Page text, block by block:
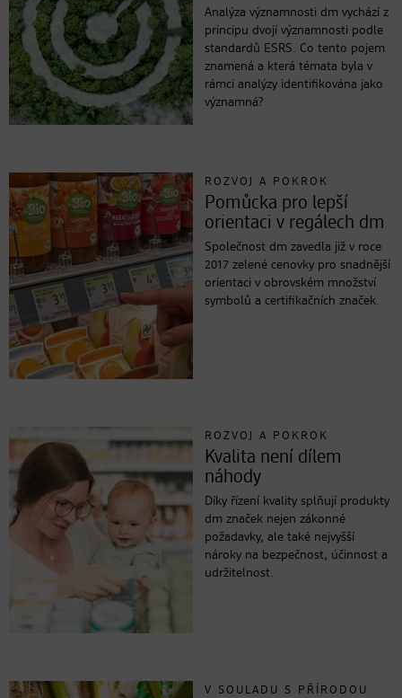
Analýza významnosti dm vychází z
principu dvojí významnosti podle
standardů ESRS. Co tento pojem
znamená a která témata byla v
rámci analýzy identifikována jako
významná?
ROZVOJ A POKROK
Pomůcka pro lepší
orientaci v regálech dm
Společnost dm zavedla již v roce
2017 zelené cenovky pro snadnější
orientaci v obrovském množství
symbolů a certifikačních značek.
ROZVOJ A POKROK
Kvalita není dílem
náhody
Díky řízení kvality splňují produkty
dm značek nejen zákonné
požadavky, ale také nejvyšší
nároky na bezpečnost, účinnost a
udržitelnost.
V SOULADU S PŘÍRODOU